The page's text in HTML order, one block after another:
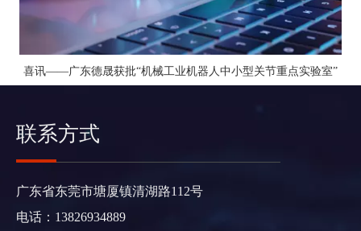
喜讯——广东德晟获批“机械工业机器人中小型关节重点实验室”
联系方式
广东省东莞市塘厦镇清湖路112号
电话：13826934889